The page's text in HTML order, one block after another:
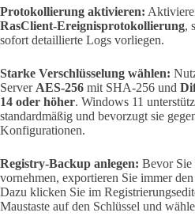
Protokollierung aktivieren:
RasClient-Ereignisprotokollierung,
sofort detaillierte Logs vorliegen.
Starke Verschlüsselung wählen:
Server AES-256 mit SHA-256 und
14 oder höher. Windows 11
standardmäßig und bevorzugt sie
Konfigurationen.
Registry-Backup anlegen: Bevor Sie
vornehmen, exportieren Sie immer
Dazu klicken Sie im
Maustaste auf den Schlüssel und